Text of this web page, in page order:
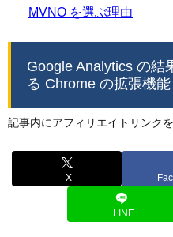
MVNO を選ぶ理由
Google Analytics の結
る Chrome の拡張機
記事内にアフィリエイトリンク
X
LINE